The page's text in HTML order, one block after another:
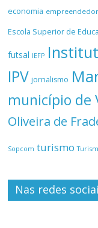
economia
Escola Superior de
futsal IEFP
IPV jornalismo
município de
Oliveira de
Sopcom turismo
Nas redes